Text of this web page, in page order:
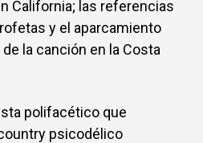
California; las referencias
y el aparcamiento
la canción en la Costa
polifacético que
psicodélico